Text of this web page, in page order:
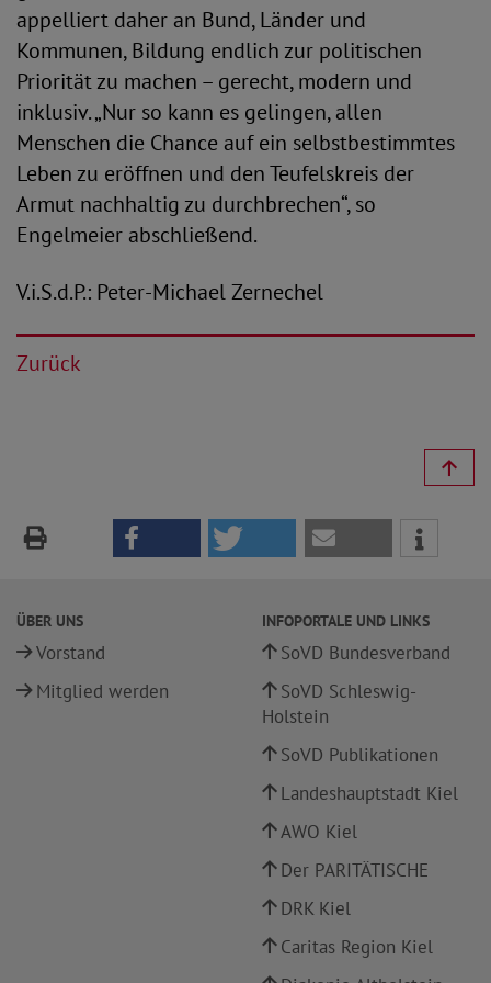
appelliert daher an Bund, Länder und
Kommunen, Bildung endlich zur politischen
Priorität zu machen – gerecht, modern und
inklusiv. „Nur so kann es gelingen, allen
Menschen die Chance auf ein selbstbestimmtes
Leben zu eröffnen und den Teufelskreis der
Armut nachhaltig zu durchbrechen“, so
Engelmeier abschließend.
V.i.S.d.P.: Peter-Michael Zernechel
Zurück
ÜBER UNS
Vorstand
Mitglied werden
INFOPORTALE UND LINKS
SoVD Bundesverband
SoVD Schleswig-
Holstein
SoVD Publikationen
Landeshauptstadt Kiel
AWO Kiel
Der PARITÄTISCHE
DRK Kiel
Caritas Region Kiel